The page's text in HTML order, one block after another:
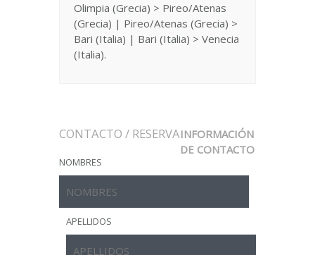
Olimpia (Grecia) > Pireo/Atenas
(Grecia) | Pireo/Atenas (Grecia) >
Bari (Italia) | Bari (Italia) > Venecia
(Italia).
CONTACTO / RESERVAINFORMACIÓN
DE CONTACTO
NOMBRES
APELLIDOS